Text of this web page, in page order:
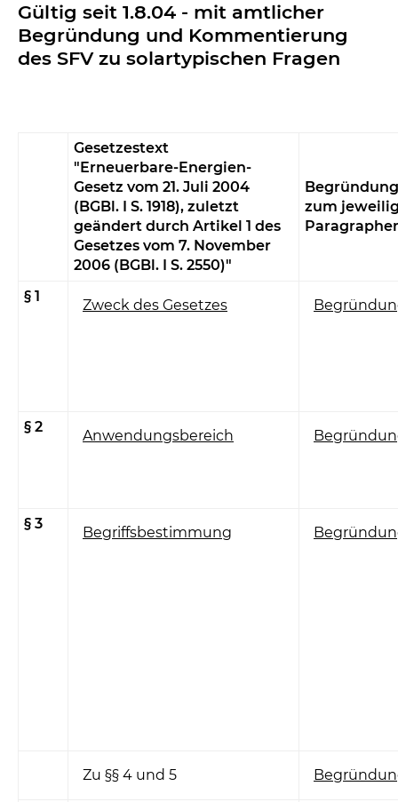
Gültig seit 1.8.04 - mit amtlicher
Begründung und Kommentierung
des SFV zu solartypischen Fragen
Gesetzestext
"Erneuerbare-Energien-
Gesetz vom 21. Juli 2004
(BGBl. I S. 1918), zuletzt
geändert durch Artikel 1 des
Gesetzes vom 7. November
2006 (BGBl. I S. 2550)"
Begründung
zum
§ 1
Zweck des Gesetzes
§ 2
Anwendungsbereich
§ 3
Begriffsbestimmung
Zu §§ 4 und 5